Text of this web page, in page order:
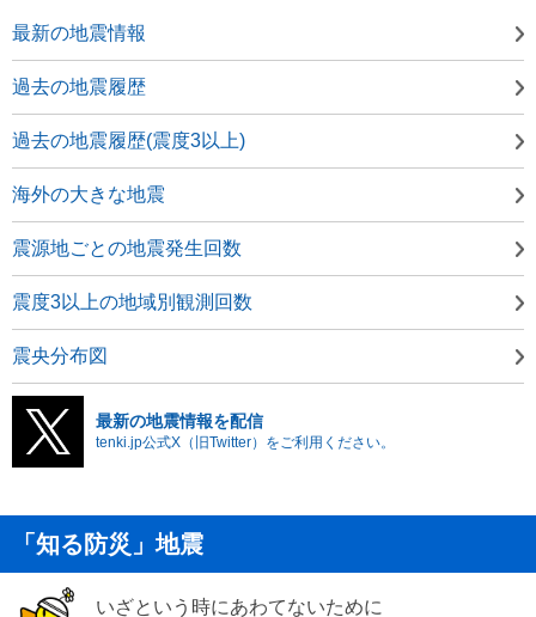
最新の地震情報
過去の地震履歴
過去の地震履歴(震度3以上)
海外の大きな地震
震源地ごとの地震発生回数
震度3以上の地域別観測回数
震央分布図
最新の地震情報を配信
tenki.jp公式X（旧Twitter）をご利用ください。
「知る防災」地震
いざという時にあわてないために